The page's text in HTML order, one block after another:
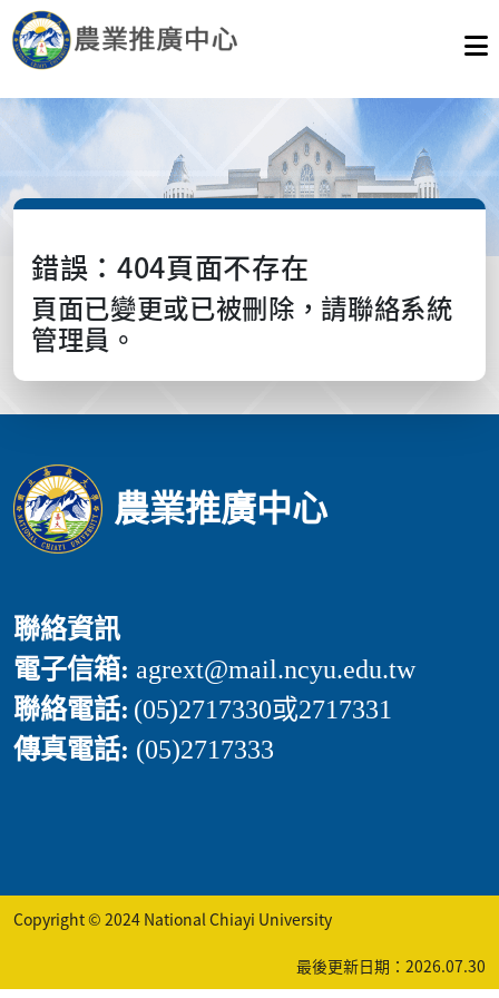
錯誤：404頁面不存在
頁面已變更或已被刪除，請聯絡系統
管理員。
農業推廣中心
聯絡資訊
電子信箱: agrext@mail.ncyu.edu.tw
聯絡電話: (05)2717330或2717331
傳真電話: (05)2717333
Copyright © 2024 National Chiayi University
最後更新日期：2026.07.30